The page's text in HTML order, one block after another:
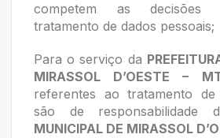
competem as decisões
tratamento de dados pessoais;
Para o serviço da
MIRASSOL D’OESTE –
referentes ao tratamento de
são de responsabilidade
MUNICIPAL DE MIRASSOL